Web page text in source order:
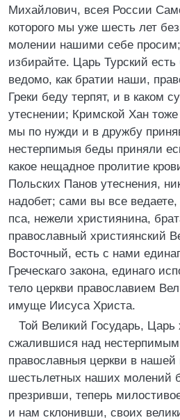
Михайлович, всея России
которого мы уже шесть лет
молении нашими себе просим;
избирайте. Царь Турский
ведомо, как братии наши,
Греки беду терпят, и в каком
утеснении; Кримской Хан тоже
мы по нужди и в дружбу
нестерпимыя беды приняли
какое нещадное пролитие
Польских Панов утеснения,
надобет; сами вы все
пса, нежели християнина,
православный християнский
Восточный, есть с нами
Греческаго закона, единаго
тело церкви православием
имуще Иисуса Христа.
Той Великий Государь, Царь
сжалившися над
православныя церкви в
шестьлетных наших молений
презривши, теперь
и нам склонивши, своих